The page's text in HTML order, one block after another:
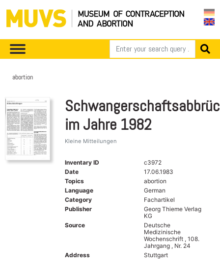
abortion
im Jahre 1982
Kleine Mitteilungen
Inventary ID
c3972
Date
17.06.1983
Topics
abortion
Language
German
Category
Fachartikel
Publisher
Georg Thieme Verlag
KG
Source
Deutsche
Medizinische
Wochenschrift , 108.
Jahrgang , Nr. 24
Address
Stuttgart